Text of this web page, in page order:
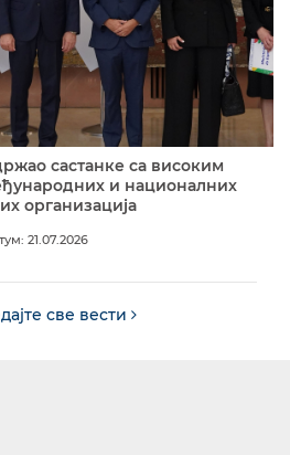
састанке са високим
и националних
организација
21.07.2026
све вести